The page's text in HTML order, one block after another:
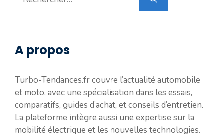
A propos
Turbo-Tendances.fr couvre l’actualité automobile
et moto, avec une spécialisation dans les essais,
comparatifs, guides d’achat, et conseils d’entretien.
La plateforme intègre aussi une expertise sur la
mobilité électrique et les nouvelles technologies.